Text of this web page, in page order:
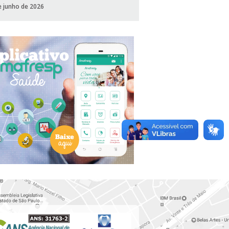
junho de 2026